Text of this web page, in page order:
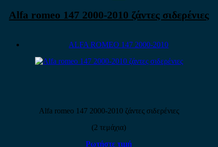
Alfa romeo 147 2000-2010 ζάντες σιδερένιες
ALFA ROMEO 147 2000-2010
Alfa romeo 147 2000-2010 ζάντες σιδερένιες
(2 τεμάχια)
Ρωτήστε τιμή